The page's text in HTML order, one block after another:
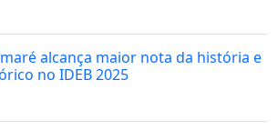
alcança maior nota da história e
no IDEB 2025